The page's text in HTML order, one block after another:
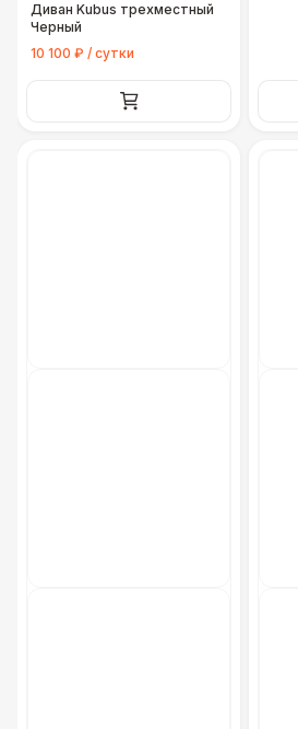
Диван Kubus трехместный
Черный
10 100 ₽ / сутки